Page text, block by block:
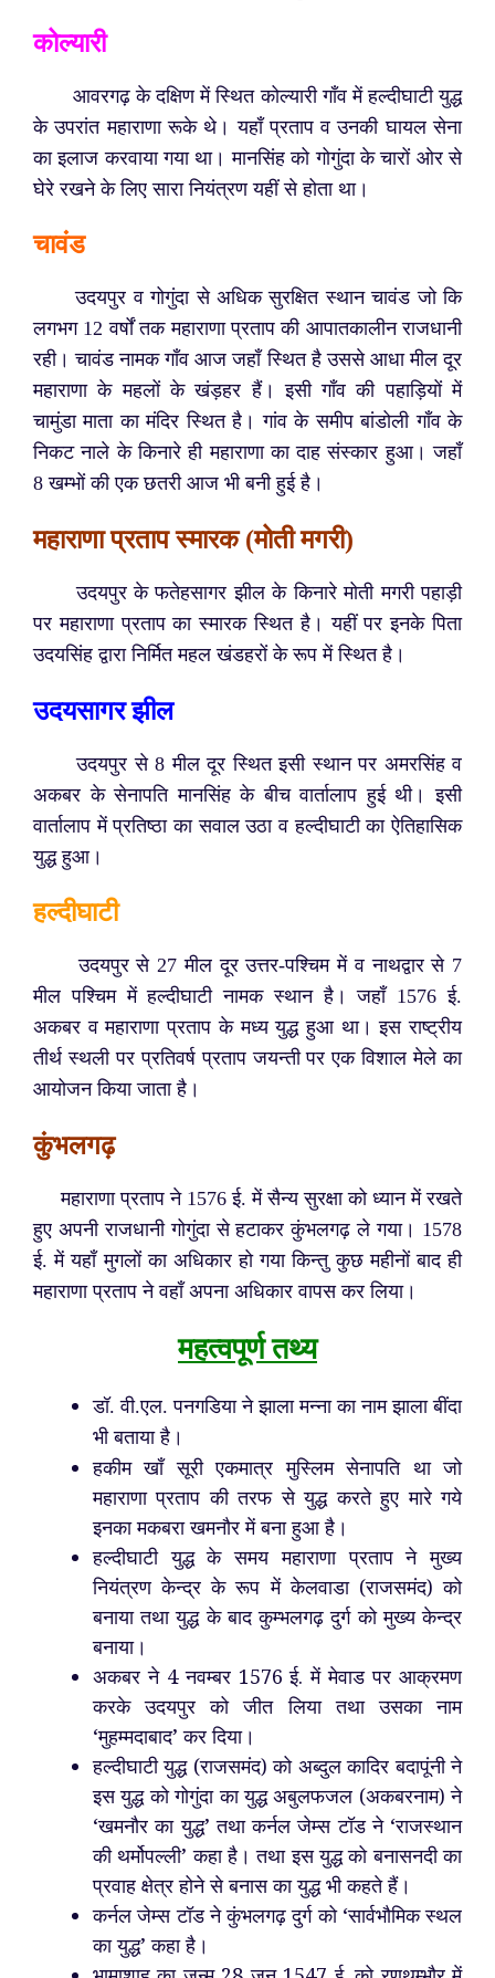
कोल्यारी
आवरगढ़ के दक्षिण में स्थित कोल्यारी गाँव में हल्दीघाटी युद्ध
के उपरांत महाराणा रूके थे। यहाँ प्रताप व उनकी घायल सेना
का इलाज करवाया गया था। मानसिंह को गोगुंदा के चारों ओर से
घेरे रखने के लिए सारा नियंत्रण यहीं से होता था।
चावंड
उदयपुर व गोगुंदा से अधिक सुरक्षित स्थान चावंड जो कि
लगभग 12 वर्षों तक महाराणा प्रताप की आपातकालीन राजधानी
रही। चावंड नामक गाँव आज जहाँ स्थित है उससे आधा मील दूर
महाराणा के महलों के खंड़हर हैं। इसी गाँव की पहाड़ियों में
चामुंडा माता का मंदिर स्थित है। गांव के समीप बांडोली गाँव के
निकट नाले के किनारे ही महाराणा का दाह संस्कार हुआ। जहाँ
8 खम्भों की एक छतरी आज भी बनी हुई है।
महाराणा प्रताप स्मारक (मोती मगरी)
उदयपुर के फतेहसागर झील के किनारे मोती मगरी पहाड़ी
पर महाराणा प्रताप का स्मारक स्थित है। यहीं पर इनके पिता
उदयसिंह द्वारा निर्मित महल खंडहरों के रूप में स्थित है।
उदयसागर झील
उदयपुर से 8 मील दूर स्थित इसी स्थान पर अमरसिंह व
अकबर के सेनापति मानसिंह के बीच वार्तालाप हुई थी। इसी
वार्तालाप में प्रतिष्ठा का सवाल उठा व हल्दीघाटी का ऐतिहासिक
युद्ध हुआ।
हल्दीघाटी
उदयपुर से 27 मील दूर उत्तर-पश्चिम में व नाथद्वार से 7
मील पश्चिम में हल्दीघाटी नामक स्थान है। जहाँ 1576 ई.
अकबर व महाराणा प्रताप के मध्य युद्ध हुआ था। इस राष्ट्रीय
तीर्थ स्थली पर प्रतिवर्ष प्रताप जयन्ती पर एक विशाल मेले का
आयोजन किया जाता है।
कुंभलगढ़
महाराणा प्रताप ने 1576 ई. में सैन्य सुरक्षा को ध्यान में रखते
हुए अपनी राजधानी गोगुंदा से हटाकर कुंभलगढ़ ले गया। 1578
ई. में यहाँ मुगलों का अधिकार हो गया किन्तु कुछ महीनों बाद ही
महाराणा प्रताप ने वहाँ अपना अधिकार वापस कर लिया।
महत्वपूर्ण तथ्य
डॉ. वी.एल. पनगडिया ने झाला मन्ना का नाम झाला बींदा
भी बताया है।
हकीम खाँ सूरी एकमात्र मुस्लिम सेनापति था जो
महाराणा प्रताप की तरफ से युद्ध करते हुए मारे गये
इनका मकबरा खमनौर में बना हुआ है।
हल्दीघाटी युद्ध के समय महाराणा प्रताप ने मुख्य
नियंत्रण केन्द्र के रूप में केलवाडा (राजसमंद) को
बनाया तथा युद्ध के बाद कुम्भलगढ़ दुर्ग को मुख्य केन्द्र
बनाया।
अकबर ने 4 नवम्बर 1576 ई. में मेवाड पर आक्रमण
करके उदयपुर को जीत लिया तथा उसका नाम
‘मुहम्मदाबाद’ कर दिया।
हल्दीघाटी युद्ध (राजसमंद) को अब्दुल कादिर बदापूंनी ने
इस युद्ध को गोगुंदा का युद्ध अबुलफजल (अकबरनाम) ने
‘खमनौर का युद्ध’ तथा कर्नल जेम्स टॉड ने ‘राजस्थान
की थर्मोपल्ली’ कहा है। तथा इस युद्ध को बनासनदी का
प्रवाह क्षेत्र होने से बनास का युद्ध भी कहते हैं।
कर्नल जेम्स टॉड ने कुंभलगढ़ दुर्ग को ‘सार्वभौमिक स्थल
का युद्ध’ कहा है।